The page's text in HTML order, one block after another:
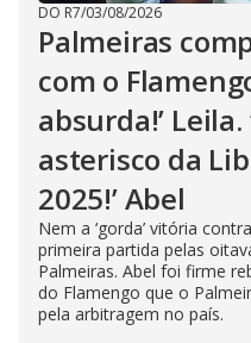
DO R7/03/08/2026
Palmeiras
com o
absurda!’
asterisco da
2025!’ Abel
Nem a ‘gorda’ vitória
primeira partida pelas
Palmeiras. Abel foi firme
do Flamengo que o
pela arbitragem no país.